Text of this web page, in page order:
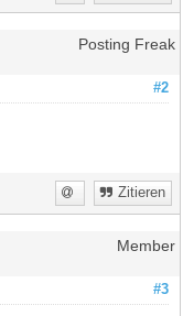
Posting Freak
#2
Zitieren
Member
#3